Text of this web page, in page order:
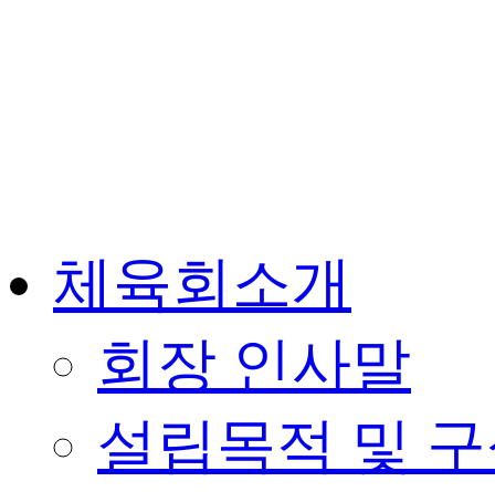
체육회소개
회장 인사말
설립목적 및